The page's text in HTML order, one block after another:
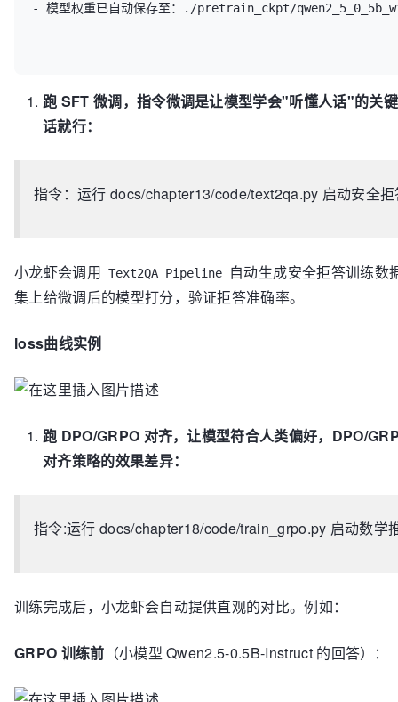
- 模型权重已自动保存至：./pretrain_ckpt/
跑 SFT 微调，指令微调是让模型学会"听懂人话"的关
话就行：
指令：运行 docs/chapter13/code/text2qa.py 启动安全
小龙虾会调用 Text2QA Pipeline
自动生成安全拒答训练
集上给微调后的模型打分，验证拒答准确率。
loss曲线实例
跑 DPO/GRPO 对齐，让模型符合人类偏好，DPO/
对齐策略的效果差异：
指令:运行 docs/chapter18/code/train_grpo.py 启动数学
训练完成后，小龙虾会自动提供直观的对比。例如：
GRPO 训练前 （小模型 Qwen2.5-0.5B-Instruct 的回答）：